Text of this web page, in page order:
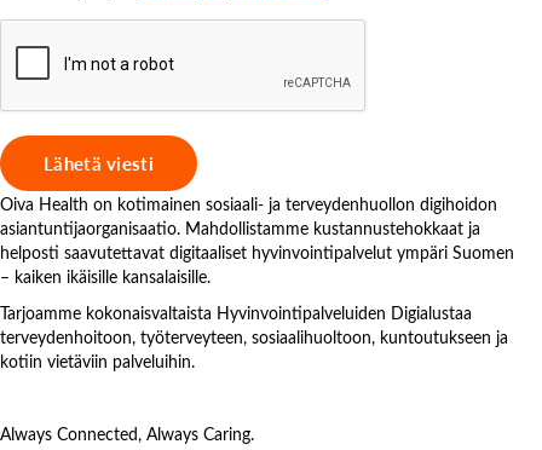
Oiva Health on kotimainen sosiaali- ja terveydenhuollon digihoidon
asiantuntijaorganisaatio. Mahdollistamme kustannustehokkaat ja
helposti saavutettavat digitaaliset hyvinvointipalvelut ympäri Suomen
– kaiken ikäisille kansalaisille.
Tarjoamme kokonaisvaltaista Hyvinvointipalveluiden Digialustaa
terveydenhoitoon, työterveyteen, sosiaalihuoltoon, kuntoutukseen ja
kotiin vietäviin palveluihin.
Always Connected, Always Caring.